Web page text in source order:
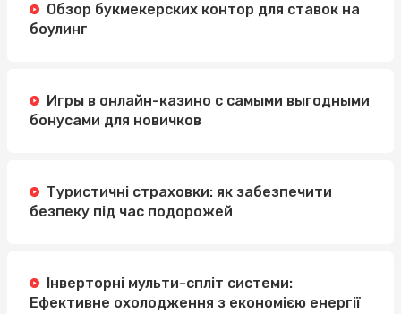
Обзор букмекерских контор для ставок на
боулинг
Игры в онлайн-казино с самыми выгодными
бонусами для новичков
Туристичні страховки: як забезпечити
безпеку під час подорожей
Інверторні мульти-спліт системи:
Ефективне охолодження з економією енергії